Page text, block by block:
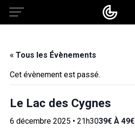
« Tous les Évènements
Cet évènement est passé.
Le Lac des Cygnes
6 décembre 2025 • 21h3039€ À 49€